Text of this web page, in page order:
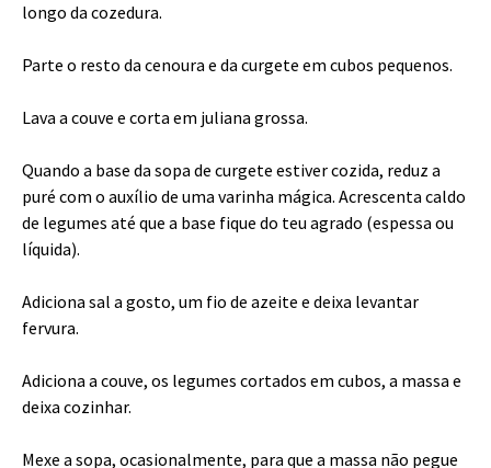
longo da cozedura.
Parte o resto da cenoura e da curgete em cubos pequenos.
Lava a couve e corta em juliana grossa.
Quando a base da sopa de curgete estiver cozida, reduz a
puré com o auxílio de uma varinha mágica. Acrescenta caldo
de legumes até que a base fique do teu agrado (espessa ou
líquida).
Adiciona sal a gosto, um fio de azeite e deixa levantar
fervura.
Adiciona a couve, os legumes cortados em cubos, a massa e
deixa cozinhar.
Mexe a sopa, ocasionalmente, para que a massa não pegue